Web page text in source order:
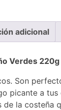
adicional
Verdes 220g
Son
picante a
la costeña